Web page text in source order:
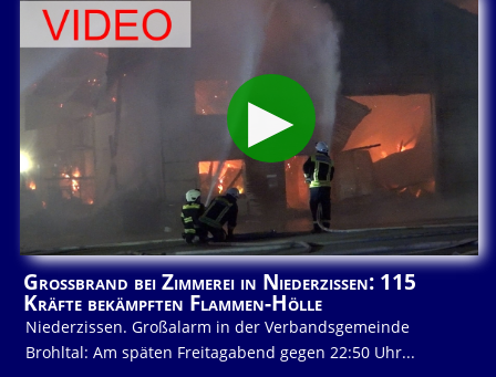
Großbrand bei Zimmerei in Niederzissen: 115
Kräfte bekämpften Flammen-Hölle
Niederzissen. Großalarm in der Verbandsgemeinde
Brohltal: Am späten Freitagabend gegen 22:50 Uhr...